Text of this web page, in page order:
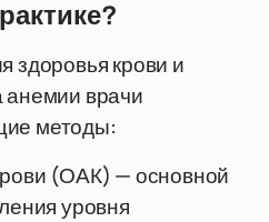
здоровья крови и
анемии врачи
методы:
(ОАК) — основной
уровня